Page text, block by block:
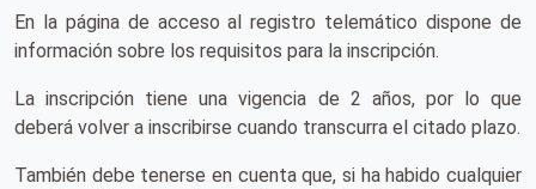
En la página de acceso al registro telemático dispone de
información sobre los requisitos para la inscripción.
La inscripción tiene una vigencia de 2 años, por lo que
deberá volver a inscribirse cuando transcurra el citado plazo.
También debe tenerse en cuenta que, si ha habido cualquier